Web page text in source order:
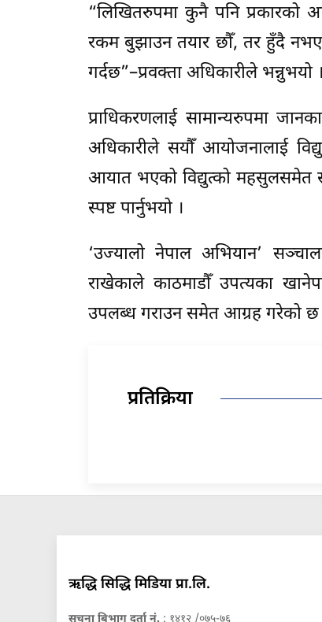
“लिखितरुपमा कुनै पनि प्रकारको
रकम बुझाउन तयार छौँ, तर हुँदै
गर्दछ”–प्रवक्ता अधिकारीले भन्नुभयो ।
प्राधिकरणलाई सामान्यरुपमा
अधिकारीले सयौँ आयोजनालाई
आयात भएको विद्युत्को महसुलसमेत
स्पष्ट पार्नुभयो ।
‘उज्यालो नेपाल अभियान’
राखेकाले काठमाडौँ उपत्यका
उपलब्ध गराउन समेत आग्रह गरेको छ
प्रतिक्रिया
ऋद्धि सिद्धि मिडिया प्रा.लि.
सुचना बिभाग दर्ता नं. : १४१२ /०७५-७६